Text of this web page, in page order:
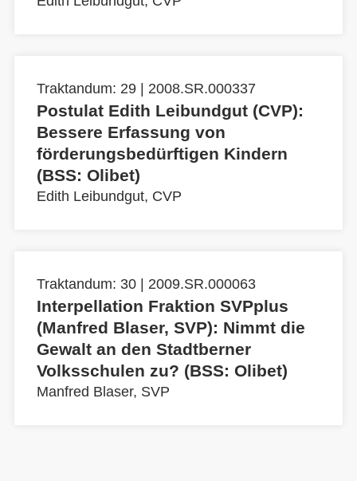
Traktandum: 29 | 2008.SR.000337
Postulat Edith Leibundgut (CVP):
Bessere Erfassung von
förderungsbedürftigen Kindern
(BSS: Olibet)
Edith Leibundgut, CVP
Traktandum: 30 | 2009.SR.000063
Interpellation Fraktion SVPplus
(Manfred Blaser, SVP): Nimmt die
Gewalt an den Stadtberner
Volksschulen zu? (BSS: Olibet)
Manfred Blaser, SVP